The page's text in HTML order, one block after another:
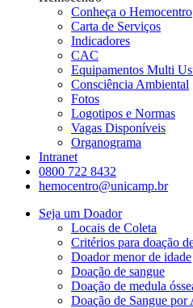
Conheça o Hemocentro
Carta de Serviços
Indicadores
CAC
Equipamentos Multi
Consciência Ambiental
Fotos
Logotipos e Normas
Vagas Disponíveis
Organograma
Intranet
0800 722 8432
hemocentro@unicamp.br
Seja um Doador
Locais de Coleta
Critérios para doação
Doador menor de idade
Doação de sangue
Doação de medula
Doação de Sangue por